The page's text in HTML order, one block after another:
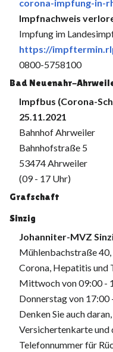
corona-impfung-in-
Impfnachweis
Impfung im
https://
0800-5758100
Bad Neuenahr-
Impfbus (Corona-
25.11.2021
Bahnhof Ahrweiler
Bahnhofstraße 5
53474 Ahrweiler
(09 - 17 Uhr)
Grafschaft
Sinzig
Johanniter-MVZ
Mühlenbachstraße
Corona, Hepatitis und
Mittwoch von 09:00 -
Donnerstag von 17:00
Denken Sie auch
Versichertenkarte und
Telefonnummer für